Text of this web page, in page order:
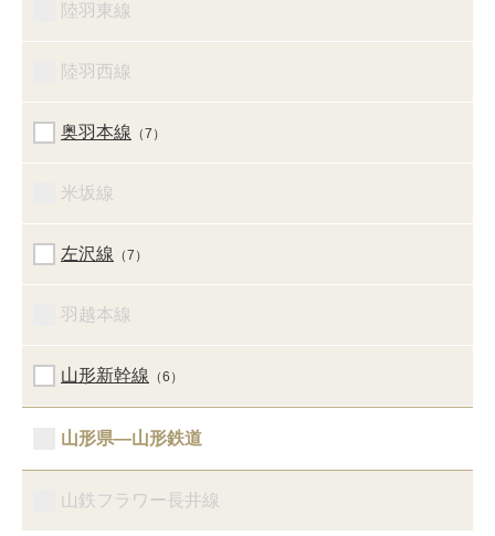
陸羽東線
陸羽西線
奥羽本線 （7）
米坂線
左沢線 （7）
羽越本線
山形新幹線 （6）
山形県―山形鉄道
山鉄フラワー長井線